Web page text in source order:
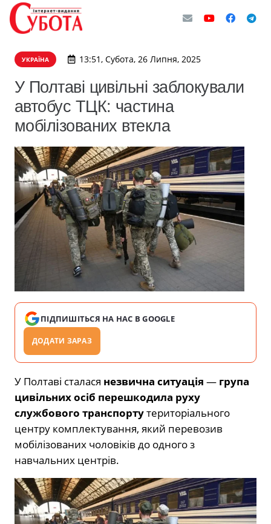
УКРАЇНА 13:51, Субота, 26 Липня, 2025
У Полтаві цивільні заблокували
автобус ТЦК: частина
мобілізованих втекла
ПІДПИШІТЬСЯ НА НАС В GOOGLE
ДОДАТИ ЗАРАЗ
У Полтаві сталася незвична ситуація — група
цивільних осіб перешкодила руху
службового транспортутериторіального
центру комплектування, який перевозив
мобілізованих чоловіків до одного з
навчальних центрів.